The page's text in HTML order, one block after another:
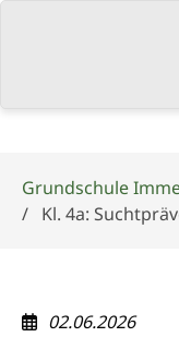
Navigation
Grundschule
Kl. 4a:
02.06.2026